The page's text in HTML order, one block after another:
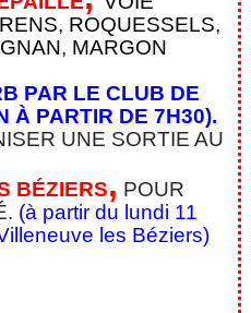
ROQUESSELS,
MARGON
PAR LE CLUB DE
À PARTIR DE 7H30).
UNE SORTIE AU
BÉZIERS, POUR
(à partir du lundi 11
les Béziers)